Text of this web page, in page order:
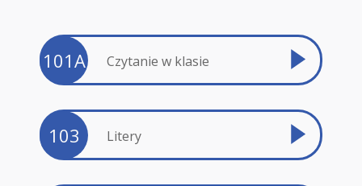
101A Czytanie w klasie
103 Litery